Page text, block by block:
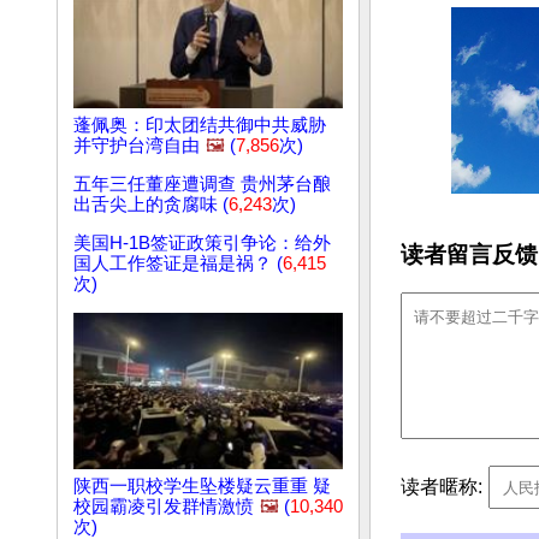
蓬佩奥：印太团结共御中共威胁
并守护台湾自由 🖼️ (7,856次)
五年三任董座遭调查 贵州茅台酿
出舌尖上的贪腐味 (6,243次)
美国H-1B签证政策引争论：给外
国人工作签证是福是祸？ (6,415
次)
陕西一职校学生坠楼疑云重重 疑
校园霸凌引发群情激愤 🖼️ (10,340
次)
读者留言反
读者暱称: